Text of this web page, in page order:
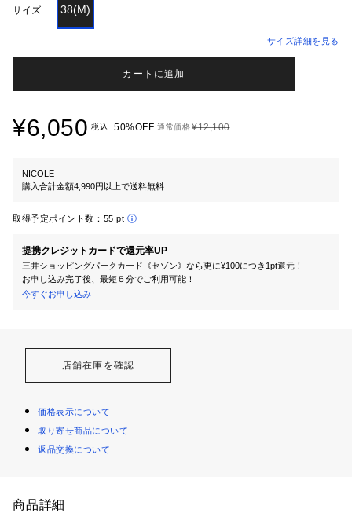
サイズ 38(M)
サイズ詳細を見る
カートに追加
¥6,050 税込 50%OFF 通常価格¥12,100
NICOLE
購入合計金額4,990円以上で送料無料
取得予定ポイント数： 55 pt
提携クレジットカードで還元率UP
三井ショッピングパークカード《セゾン》なら更に¥100につき1pt還元！
お申し込み完了後、最短５分でご利用可能！
今すぐお申し込み
店舗在庫を確認
価格表示について
取り寄せ商品について
返品交換について
商品詳細